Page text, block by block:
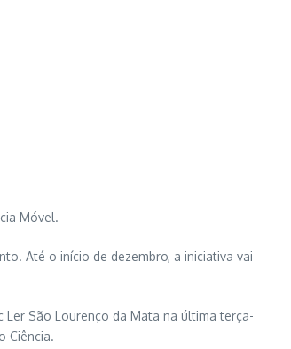
Móvel.
Até o início de dezembro, a iniciativa vai
São Lourenço da Mata na última terça-
Ciência.